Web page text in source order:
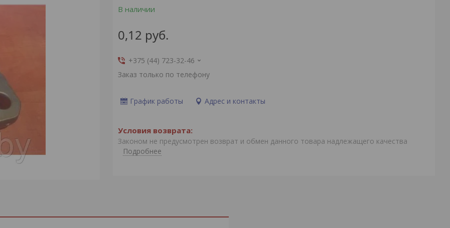
В наличии
0,12 руб.
+375 (44) 723-32-46
Заказ только по телефону
График работы Адрес и контакты
Законом не предусмотрен возврат и обмен данного товара надлежащего качества
Подробнее